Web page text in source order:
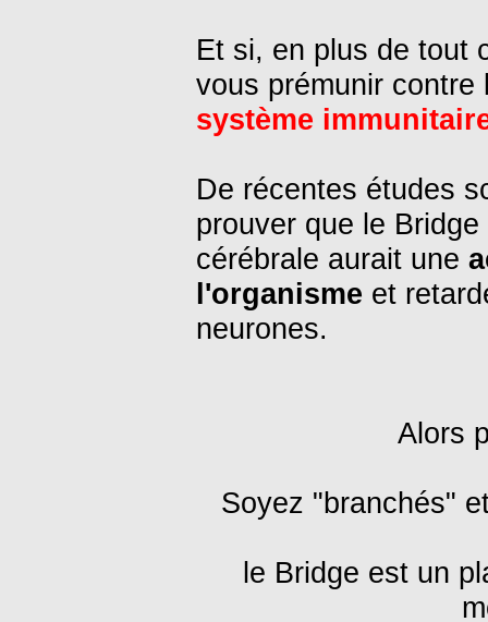
Et si, en plus de tout
vous prémunir contre
système
De récentes études
prouver que le
cérébrale aurait une
l'organisme et
neurones.
Alors
Soyez "branchés"
le Bridge est un